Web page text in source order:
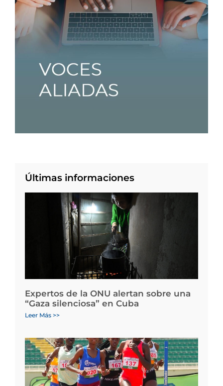
Últimas informaciones
Expertos de la ONU alertan sobre una
“Gaza silenciosa” en Cuba
Leer Más >>